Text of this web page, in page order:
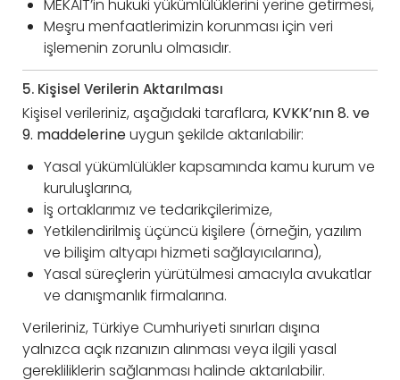
MEKAIT’in hukuki yükümlülüklerini yerine getirmesi,
Meşru menfaatlerimizin korunması için veri
işlemenin zorunlu olmasıdır.
5. Kişisel Verilerin Aktarılması
Kişisel verileriniz, aşağıdaki taraflara, KVKK’nın 8. ve
9. maddelerineuygun şekilde aktarılabilir:
Yasal yükümlülükler kapsamında kamu kurum ve
kuruluşlarına,
İş ortaklarımız ve tedarikçilerimize,
Yetkilendirilmiş üçüncü kişilere (örneğin, yazılım
ve bilişim altyapı hizmeti sağlayıcılarına),
Yasal süreçlerin yürütülmesi amacıyla avukatlar
ve danışmanlık firmalarına.
Verileriniz, Türkiye Cumhuriyeti sınırları dışına
yalnızca açık rızanızın alınması veya ilgili yasal
gerekliliklerin sağlanması halinde aktarılabilir.